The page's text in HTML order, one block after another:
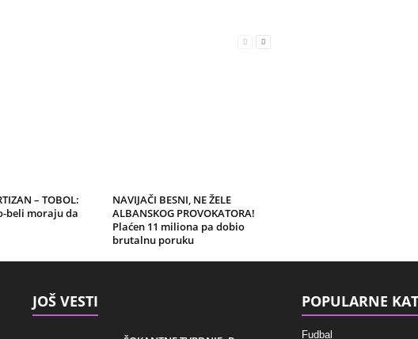
– TOBOL:
beli moraju da
NAVIJAČI BESNI, NE ŽELE
ALBANSKOG PROVOKATORA!
Plaćen 11 miliona pa dobio
brutalnu poruku
JOŠ VESTI POPULARNE
Fudbal